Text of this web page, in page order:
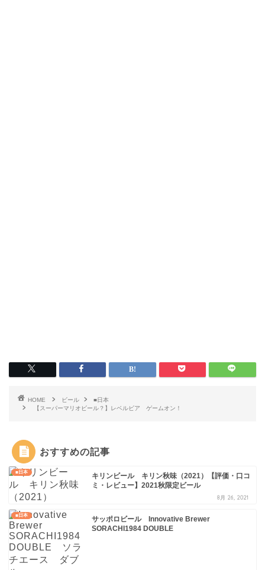
HOME ビール
■日本
【スーパーマリオビール？】レベルビア ゲームオン！
おすすめの記事
■日本
キリンビール キリン秋味（2021）【評価・口コ
ミ・レビュー】2021秋限定ビール
8月 26, 2021
■日本
サッポロビール Innovative Brewer
SORACHI1984 DOUBLE